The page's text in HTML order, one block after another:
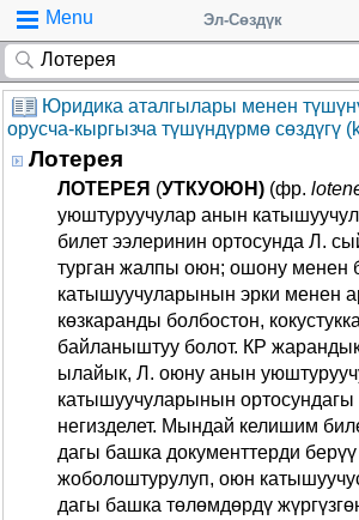
Menu Эл-Сөздүк
Юридика аталгылары менен
орусча-кыргызча түшүндүрмө сөздүгү
Лотерея
ЛОТЕРЕЯ (УТКУОЮН) (фр.
уюштуруучулар анын
билет ээлеринин ортосунда Л.
турган жалпы оюн; ошону менен
катышуучуларынын эрки менен
көзкаранды болбостон,
байланыштуу болот. КР
ылайык, Л. оюну анын
катышуучуларынын
негизделет. Мындай келишим
дагы башка документтерди
жоболоштурулуп, оюн
дагы башка төлөмдөрдү